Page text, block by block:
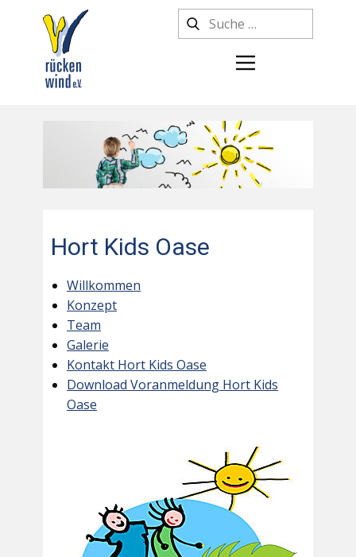
Hort Kids Oase
Willkommen
Konzept
Team
Galerie
Kontakt Hort Kids Oase
Download Voranmeldung Hort Kids
Oase